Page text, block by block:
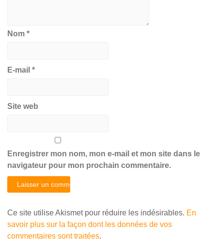
Nom *
E-mail *
Site web
Enregistrer mon nom, mon e-mail et mon site dans le
navigateur pour mon prochain commentaire.
Ce site utilise Akismet pour réduire les indésirables. En
savoir plus sur la façon dont les données de vos
commentaires sont traitées.